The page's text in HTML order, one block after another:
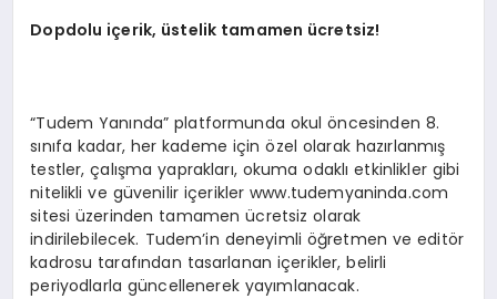
Dopdolu içerik, üstelik tamamen ücretsiz!
“Tudem Yanında” platformunda okul öncesinden 8.
sınıfa kadar, her kademe için özel olarak hazırlanmış
testler, çalışma yaprakları, okuma odaklı etkinlikler gibi
nitelikli ve güvenilir içerikler www.tudemyaninda.com
sitesi üzerinden tamamen ücretsiz olarak
indirilebilecek. Tudem’in deneyimli öğretmen ve editör
kadrosu tarafından tasarlanan içerikler, belirli
periyodlarla güncellenerek yayımlanacak.